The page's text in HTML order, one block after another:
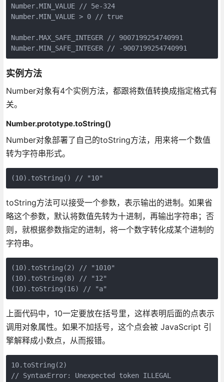
Number.MIN_VALUE // 5e-324
Number.MIN_VALUE > 0 // true
Number.MAX_SAFE_INTEGER // 9007199254740991
实例方法
Number对象有4个实例方法，都跟将数值转换成指定格式有
关。
Number.prototype.toString()
Number对象部署了自己的toString方法，用来将一个数值
转为字符串形式。
toString方法可以接受一个参数，表示输出的进制。如果省
略这个参数，默认将数值先转为十进制，再输出字符串；否
则，就根据参数指定的进制，将一个数字转化成某个进制的
字符串。
(10).toString(2) // "1010"
(10).toString(8) // "12"
上面代码中，10一定要放在括号里，这样表明后面的点表示
调用对象属性。如果不加括号，这个点会被 JavaScript 引
擎解释成小数点，从而报错。
10.toString(2)